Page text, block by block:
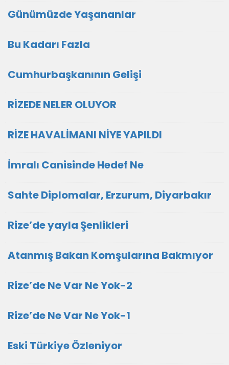
Günümüzde Yaşananlar
Bu Kadarı Fazla
Cumhurbaşkanının Gelişi
RİZEDE NELER OLUYOR
RİZE HAVALİMANI NİYE YAPILDI
İmralı Canisinde Hedef Ne
Sahte Diplomalar, Erzurum, Diyarbakır
Rize’de yayla Şenlikleri
Atanmış Bakan Komşularına Bakmıyor
Rize’de Ne Var Ne Yok-2
Rize’de Ne Var Ne Yok-1
Eski Türkiye Özleniyor